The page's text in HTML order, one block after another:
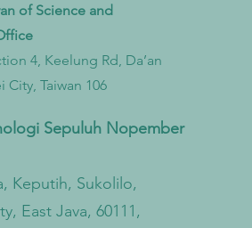
Kemitraan Lintas
untuk Mengatasi
Mikroplastik dari
Laut
of Science and
4, Keelung Rd, Da’an
City, Taiwan 106
Sepuluh Nopember
Keputih, Sukolilo,
East Java, 60111,